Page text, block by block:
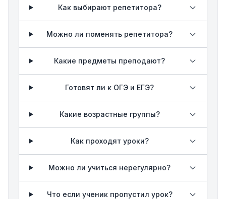
Как выбирают репетитора?
Можно ли поменять репетитора?
Какие предметы преподают?
Готовят ли к ОГЭ и ЕГЭ?
Какие возрастные группы?
Как проходят уроки?
Можно ли учиться нерегулярно?
Что если ученик пропустил урок?